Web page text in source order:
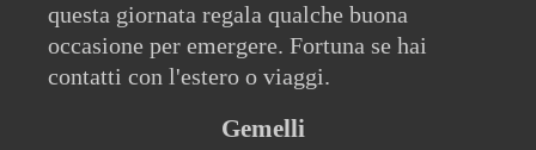
questa giornata regala qualche buona
occasione per emergere. Fortuna se hai
contatti con l'estero o viaggi.
Gemelli